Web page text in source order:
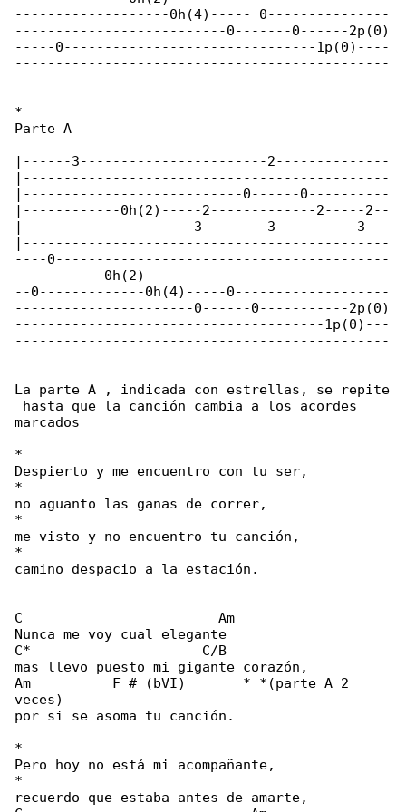
-------------------0h(4)----- 0---------------
--------------------------0-------0------2p(0)
-----0-------------------------------1p(0)----
----------------------------------------------
*
Parte A
|------3-----------------------2--------------
|---------------------------------------------
|---------------------------0------0----------
|------------0h(2)-----2-------------2-----2--
|---------------------3--------3----------3---
|---------------------------------------------
----0-----------------------------------------
-----------0h(2)------------------------------
--0-------------0h(4)-----0-------------------
----------------------0------0-----------2p(0)
--------------------------------------1p(0)---
----------------------------------------------
La parte A , indicada con estrellas, se repite
hasta que la canción cambia a los acordes
marcados
*
Despierto y me encuentro con tu ser,
*
no aguanto las ganas de correr,
*
me visto y no encuentro tu canción,
*
camino despacio a la estación.
C                        Am
Nunca me voy cual elegante
C*                     C/B
mas llevo puesto mi gigante corazón,
Am          F # (bVI)       * *(parte A 2
veces)
por si se asoma tu canción.
*
Pero hoy no está mi acompañante,
*
recuerdo que estaba antes de amarte,